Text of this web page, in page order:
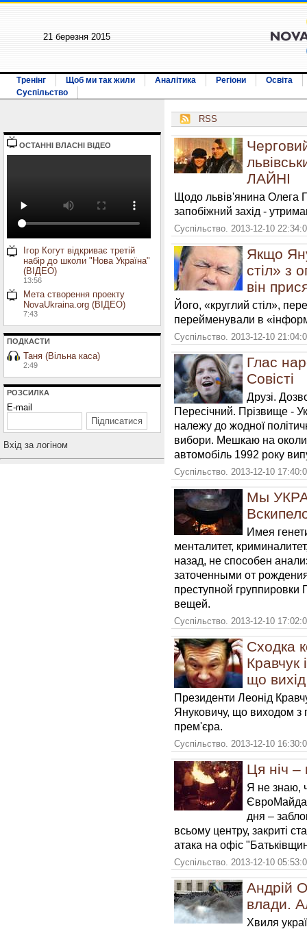
21 березня 2015
Тренінг Щоб ми так жили Аналітика Регіони
Освіта
Суспільство
ОСТАННI ВЛАСНI ВIДЕО
Ігор Когут відкриває третій
набір до школи "Нова Україна"
(ВІДЕО)
13:56
Мета створення проекту
NovaUkraina.org (ВІДЕО)
7:43
ПОДКАСТИ
Таня (Вільна каса)
2:49
РОЗСИЛКА
E-mail
Вхiд за логiном
RSS
ЛАЙНІ
Щодо львів'янина Олега
запобіжний захід -
Суспільство. 2013-12-10
Якщо
стіл» з
він
Його, «круглий стіл»,
перейменували в
Суспільство. 2013-12-10
Глас
Совісті
Друзі.
Пересічний. Прізвище -
належу до жодної
вибори. Мешкаю на
автомобіль 1992 року
Суспільство. 2013-12-10
Мы
Имея
менталитет,
назад, не способен
заточенными от
преступной
вещей.
Суспільство. 2013-12-10
Сходка
Кравчук
що
Президенти Леонід
Януковичу, що виходом з
прем'єра.
Суспільство. 2013-12-10
Ця ніч –
Я не знаю,
дня –
всьому центру, закриті
атака на офіс
Суспільство. 2013-12-10
Андрій
влади.
Хвиля